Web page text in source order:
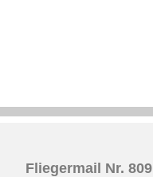
Fliegermail Nr. 809